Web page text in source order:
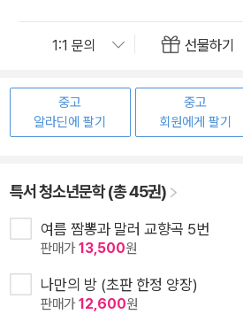
선물하기
중고
알라딘에 팔기
중고
회원에게 팔기
특서 청소년문학 (총 45권)
여름 짬뽕과 말러 교향곡 5번
판매가13,500원
나만의 방 (초판 한정 양장)
판매가12,600원